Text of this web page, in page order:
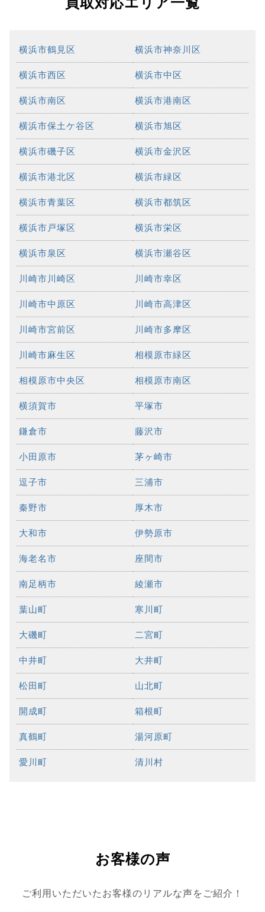
横浜市鶴見区 横浜市神奈川区
横浜市西区 横浜市中区
横浜市南区 横浜市港南区
横浜市保土ケ谷区 横浜市旭区
横浜市磯子区 横浜市金沢区
横浜市港北区 横浜市緑区
横浜市青葉区 横浜市都筑区
横浜市戸塚区 横浜市栄区
横浜市泉区 横浜市瀬谷区
川崎市川崎区 川崎市幸区
川崎市中原区 川崎市高津区
川崎市宮前区 川崎市多摩区
川崎市麻生区 相模原市緑区
相模原市中央区 相模原市南区
横須賀市 平塚市
鎌倉市 藤沢市
小田原市 茅ヶ崎市
逗子市 三浦市
秦野市 厚木市
大和市 伊勢原市
海老名市 座間市
南足柄市 綾瀬市
葉山町 寒川町
大磯町 二宮町
中井町 大井町
松田町 山北町
開成町 箱根町
真鶴町 湯河原町
愛川町 清川村
お客様の声
ご利用いただいたお客様のリアルな声をご紹介！